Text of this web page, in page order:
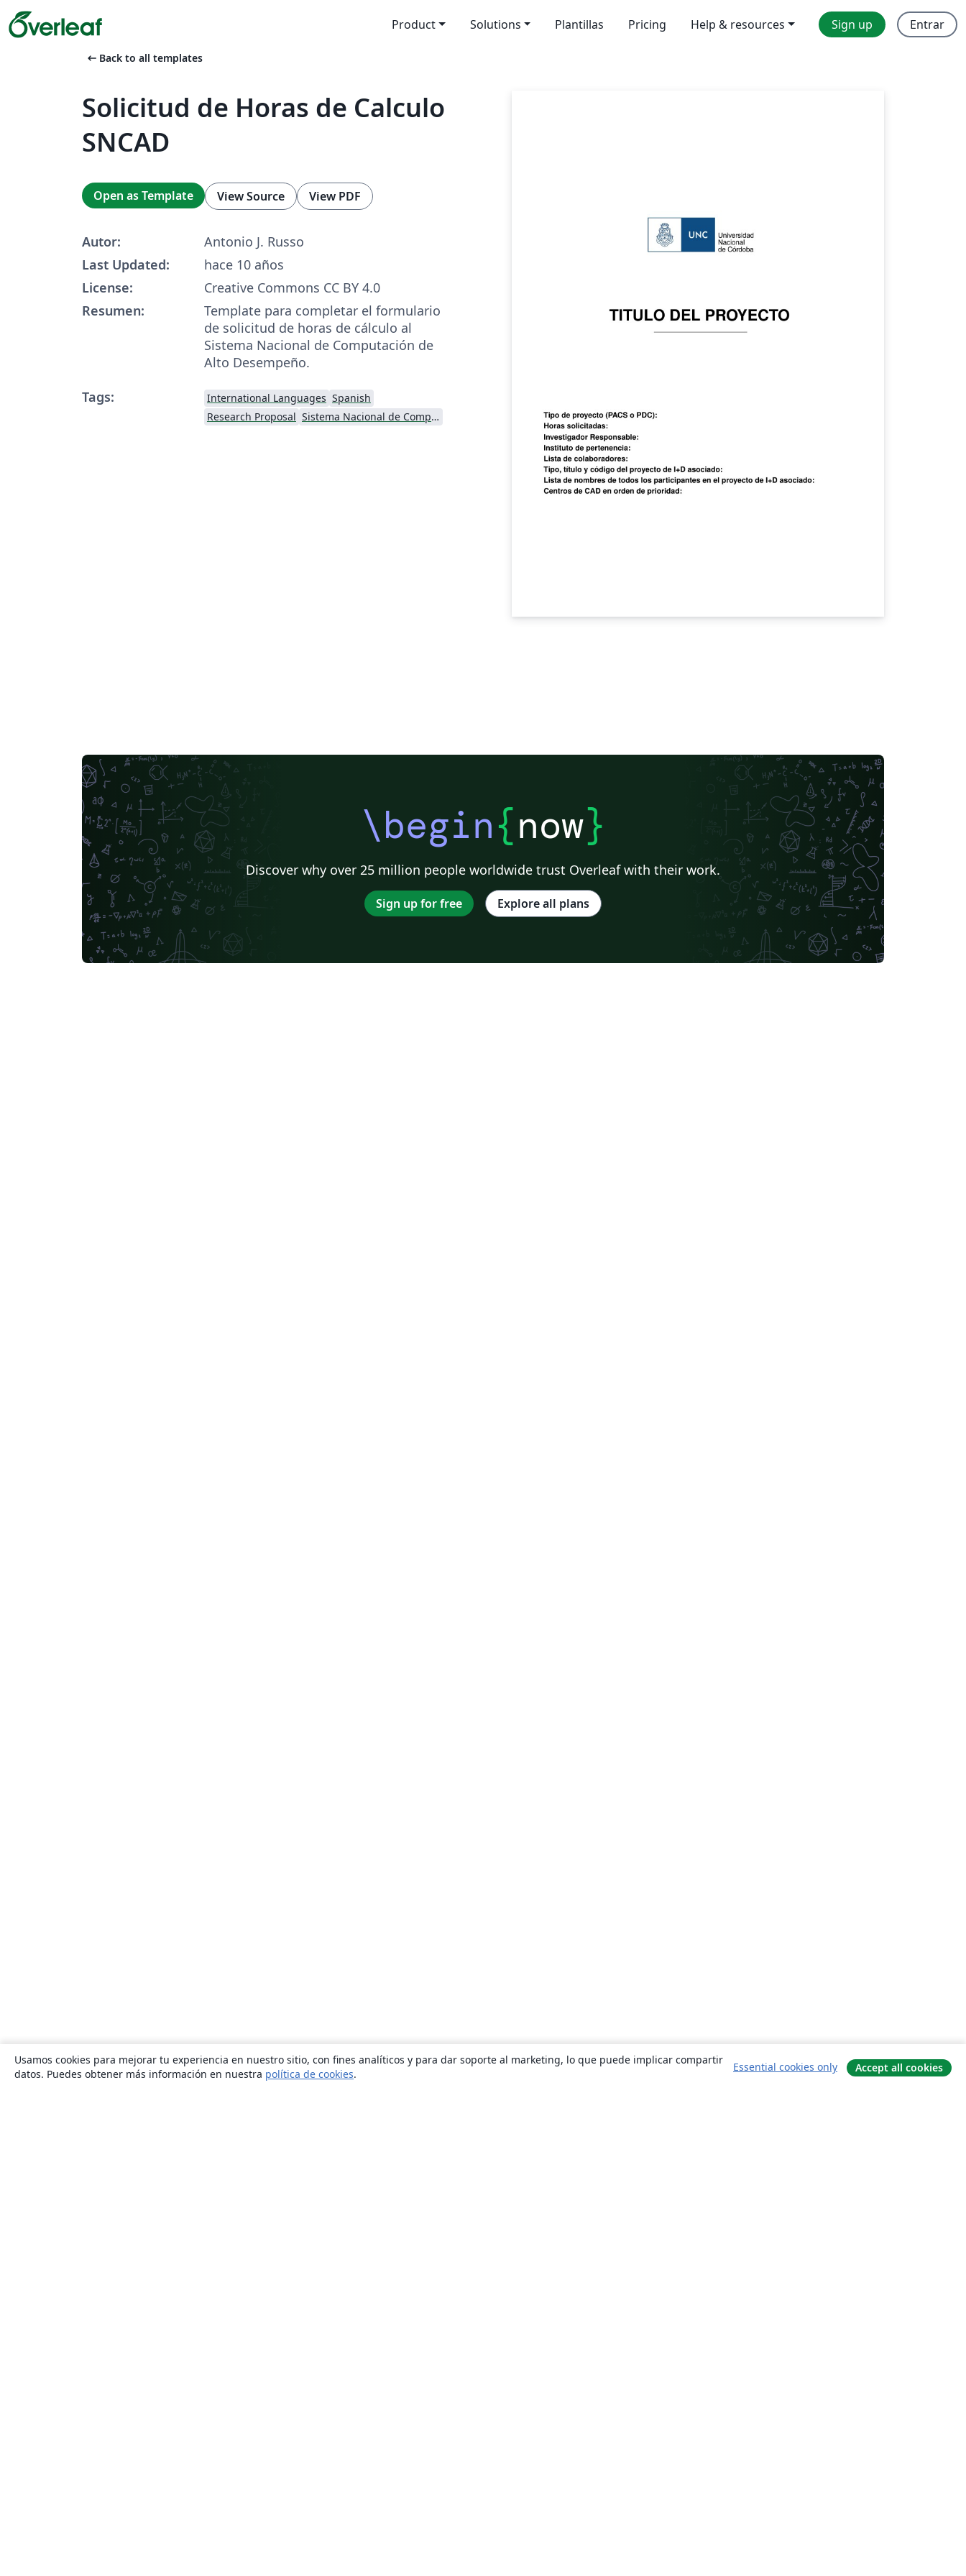
Product Solutions Plantillas Pricing Help & resources Sign up Entrar
arrow_left_alt Back to all templates
Solicitud de Horas de Calculo
SNCAD
Open as Template View Source View PDF
Autor:
Antonio J. Russo
Last Updated:
hace 10 años
License:
Creative Commons CC BY 4.0
Resumen:
Template para completar el formulario
de solicitud de horas de cálculo al
Sistema Nacional de Computación de
Alto Desempeño.
Tags:
International Languages Spanish
Research Proposal
Sistema Nacional de Computación de Alto Desempeño (SNCAD)
\begin{now}
Discover why over 25 million people worldwide trust Overleaf with their work.
Sign up for free Explore all plans
Usamos cookies para mejorar tu experiencia en nuestro sitio, con fines analíticos y para dar soporte al marketing, lo que puede implicar compartir
datos. Puedes obtener más información en nuestra política de cookies.
Essential cookies only Accept all cookies